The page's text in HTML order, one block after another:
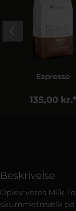
Coffee Mild
127,00 kr.*
Beskrivelse
Oplev vores Milk
skummetmælk på